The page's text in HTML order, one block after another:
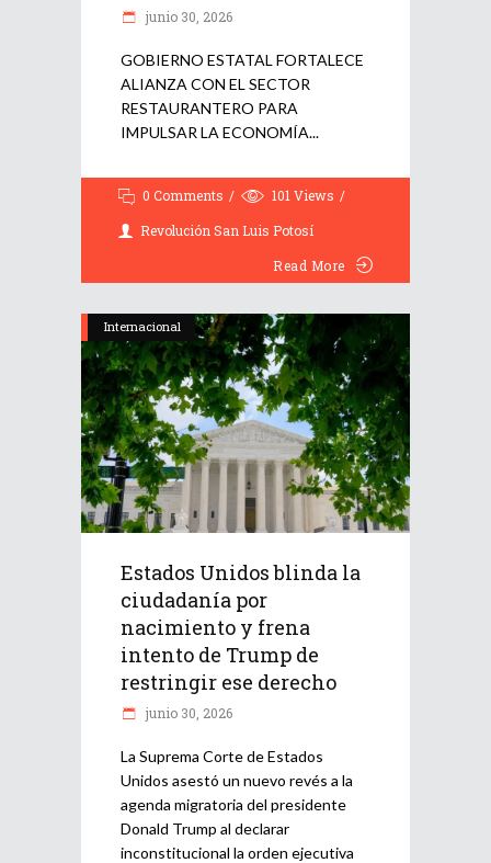
junio 30, 2026
GOBIERNO ESTATAL FORTALECE
ALIANZA CON EL SECTOR
RESTAURANTERO PARA
IMPULSAR LA ECONOMÍA
0 Comments 101 Views
Revolución San Luis Potosí
Read More
Internacional
Estados Unidos blinda la
ciudadanía por
nacimiento y frena
intento de Trump de
restringir ese derecho
junio 30, 2026
La Suprema Corte de Estados
Unidos asestó un nuevo revés a la
agenda migratoria del presidente
Donald Trump al declarar
inconstitucional la orden ejecutiva